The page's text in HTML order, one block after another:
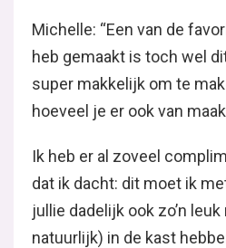
Michelle: “Een van de
heb gemaakt is toch wel
super makkelijk om te
hoeveel je er ook van
Ik heb er al zoveel
dat ik dacht: dit moet ik
jullie dadelijk ook zo’n
natuurlijk) in de kast